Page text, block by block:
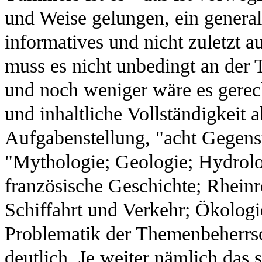
und Weise gelungen, ein
informatives und nicht zuletzt
muss es nicht unbedingt an der
und noch weniger wäre es
und inhaltliche Vollständigkeit
Aufgabenstellung, "acht
"Mythologie; Geologie;
französische Geschichte;
Schiffahrt und Verkehr;
Problematik der
deutlich. Je weiter nämlich das